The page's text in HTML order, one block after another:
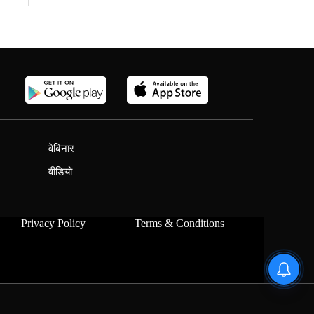
वेबिनार
वीडियो
Privacy Policy Terms & Conditions